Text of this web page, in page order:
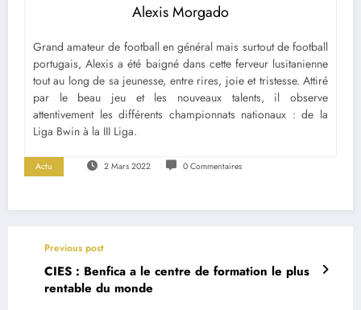
Alexis Morgado
Grand amateur de football en général mais surtout de football
portugais, Alexis a été baigné dans cette ferveur lusitanienne
tout au long de sa jeunesse, entre rires, joie et tristesse. Attiré
par le beau jeu et les nouveaux talents, il observe
attentivement les différents championnats nationaux : de la
Liga Bwin à la III Liga.
Actu 2 Mars 2022 0 Commentaires
Previous post
CIES : Benfica a le centre de formation le plus
rentable du monde